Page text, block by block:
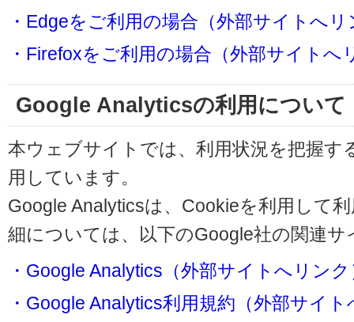
・Edgeをご利用の場合（外部サイトへリ
・Firefoxをご利用の場合（外部サイトへ
Google Analyticsの利用について
本ウェブサイトでは、利用状況を把握す
用しています。
Google Analyticsは、Cookieを利用して
細については、以下のGoogle社の関連
・Google Analytics（外部サイトへリンク
・Google Analytics利用規約（外部サイ